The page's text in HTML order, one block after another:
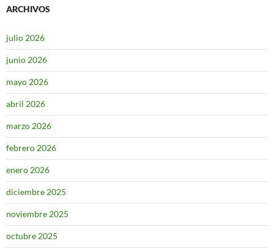
ARCHIVOS
julio 2026
junio 2026
mayo 2026
abril 2026
marzo 2026
febrero 2026
enero 2026
diciembre 2025
noviembre 2025
octubre 2025